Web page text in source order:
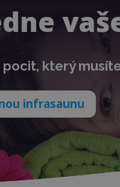
který
infrasaunu